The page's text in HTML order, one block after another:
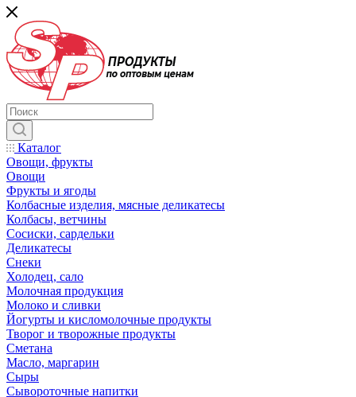
Каталог
Овощи, фрукты
Овощи
Фрукты и ягоды
Колбасные изделия, мясные деликатесы
Колбасы, ветчины
Сосиски, сардельки
Деликатесы
Снеки
Холодец, сало
Молочная продукция
Молоко и сливки
Йогурты и кисломолочные продукты
Творог и творожные продукты
Сметана
Масло, маргарин
Сыры
Сывороточные напитки